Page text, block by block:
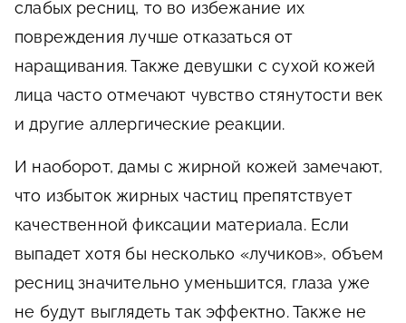
слабых ресниц, то во избежание их
повреждения лучше отказаться от
наращивания. Также девушки с сухой кожей
лица часто отмечают чувство стянутости век
и другие аллергические реакции.
И наоборот, дамы с жирной кожей замечают,
что избыток жирных частиц препятствует
качественной фиксации материала. Если
выпадет хотя бы несколько «лучиков», объем
ресниц значительно уменьшится, глаза уже
не будут выглядеть так эффектно. Также не